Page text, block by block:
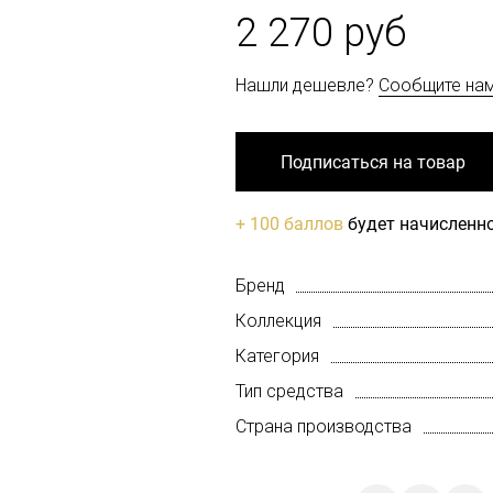
2 270 руб
Нашли дешевле? Сообщите
Подписаться на товар
+ 100 баллов будет
Бренд
Коллекция
Категория
Тип средства
Страна производства